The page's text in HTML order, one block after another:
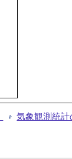
気象観測統計